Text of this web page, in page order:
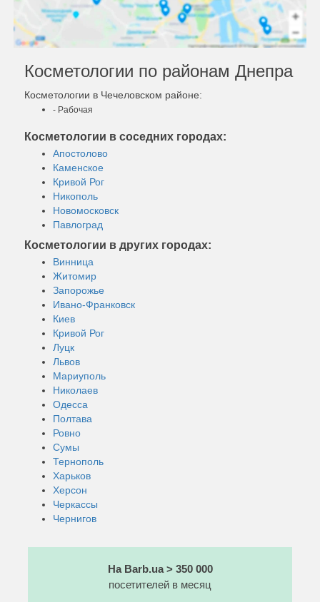
Косметологии по районам Днепра
Косметологии в Чечеловском районе:
- Рабочая
Косметологии в соседних городах:
Апостолово
Каменское
Кривой Рог
Никополь
Новомосковск
Павлоград
Косметологии в других городах:
Винница
Житомир
Запорожье
Ивано-Франковск
Киев
Кривой Рог
Луцк
Львов
Мариуполь
Николаев
Одесса
Полтава
Ровно
Сумы
Тернополь
Харьков
Херсон
Черкассы
Чернигов
На Barb.ua > 350 000
посетителей в месяц